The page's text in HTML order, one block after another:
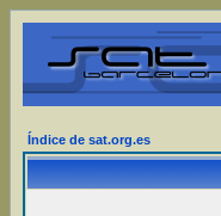
Índice de sat.org.es